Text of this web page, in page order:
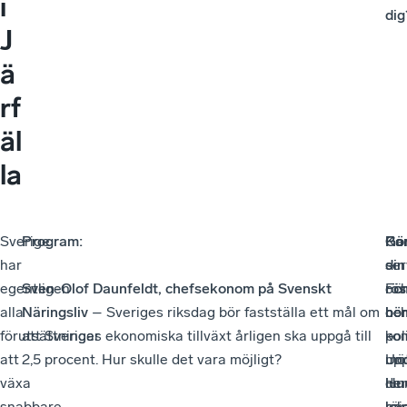
i
J
ä
rf
äl
la
Sverige
har
egentligen
alla
förutsättningar
att
växa
Program:
Sven-Olof Daunfeldt, chefsekonom på Svenskt
Näringsliv – Sveriges riksdag bör fastställa ett mål om
att Sveriges ekonomiska tillväxt årligen ska uppgå till
2,5 procent. Hur skulle det vara möjligt?
–
din
–